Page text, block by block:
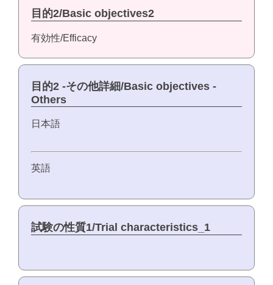
目的2/Basic objectives2
有効性/Efficacy
目的2 -その他詳細/Basic objectives -
Others
日本語
英語
試験の性質1/Trial characteristics_1